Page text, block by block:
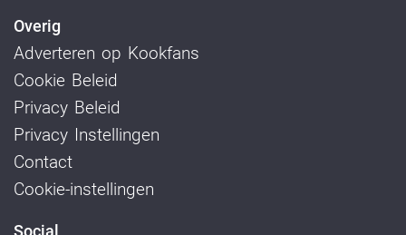
Overig
Adverteren op Kookfans
Cookie Beleid
Privacy Beleid
Privacy Instellingen
Contact
Cookie-instellingen
Social